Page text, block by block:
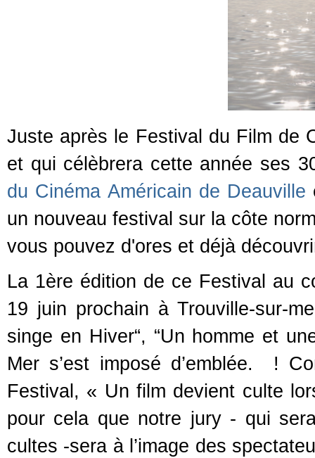
Juste après le Festival du Film de
et qui célèbrera cette année ses
du Cinéma Américain de Deauville
un nouveau festival sur la côte
vous pouvez d'ores et déjà
La 1ère édition de ce Festival au
19 juin prochain à Trouville-sur-
singe en Hiver“, “Un homme et
Mer s’est imposé d’emblée. !
Festival, « Un film devient culte
pour cela que notre jury - qui
cultes -sera à l’image des